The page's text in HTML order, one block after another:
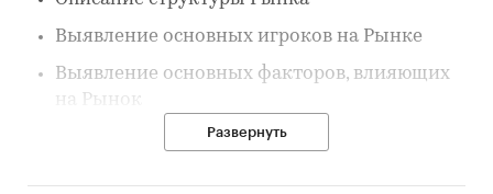
Выявление основных игроков на Рынке
Выявление основных факторов, влияющих
на Рынок
Выявление основных тенденций Рынка
Развернуть